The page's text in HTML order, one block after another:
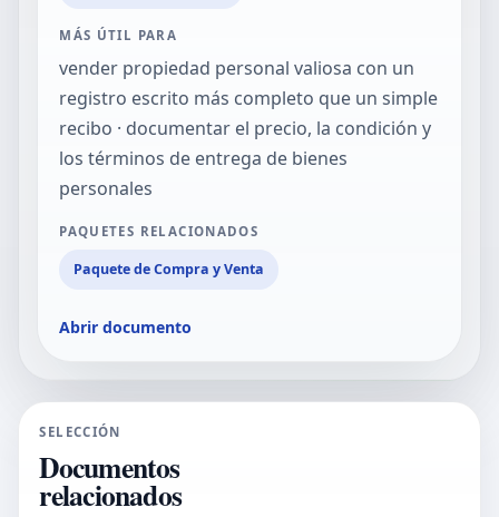
MÁS ÚTIL PARA
vender propiedad personal valiosa con un
registro escrito más completo que un simple
recibo · documentar el precio, la condición y
los términos de entrega de bienes
personales
PAQUETES RELACIONADOS
Paquete de Compra y Venta
Abrir documento
SELECCIÓN
Documentos
relacionados